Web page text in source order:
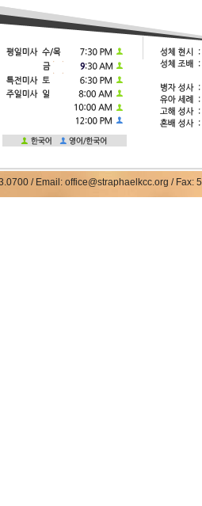
/ Email: office@straphaelkcc.org /